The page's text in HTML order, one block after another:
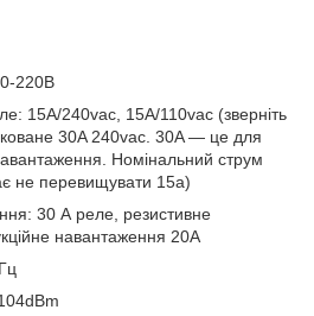
220В
15A/240vac, 15A/110vac (зверніть
30A 240vac. 30A — це для
Номінальний струм
не перевищувати 15а)
30 А реле, резистивне
навантаження 20A